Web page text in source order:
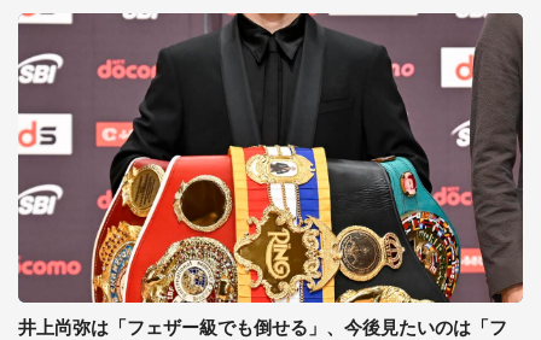
井上尚弥は「フェザー級でも倒せる」、今後見たいのは「フ